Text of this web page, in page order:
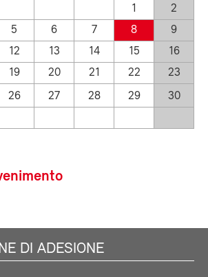
1
2
5 6 7 8
9
12 13 14 15
16
19 20 21 22
23
26 27 28 29
30
DI ADESIONE